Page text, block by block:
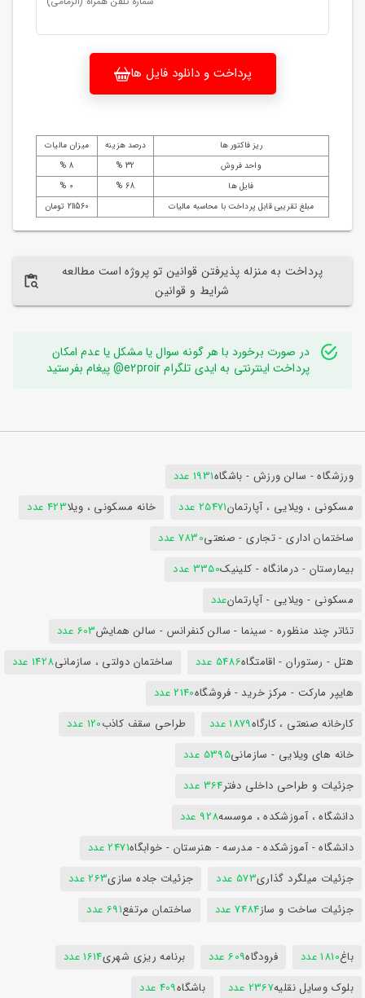
پرداخت و دانلود فایل ها
ریز فاکتور ها درصد هزینه
میزان مالیات
واحد فروش
32 %
8 %
فایل ها
68 %
0 %
مبلغ تقریبی قابل پرداخت با محاسبه مالیات
211560 تومان
پرداخت به منزله پذیرفتن قوانین تو پروژه است مطالعه
شرایط و قوانین
در صورت برخورد با هر گونه سوال یا مشکل یا عدم امکان
پرداخت اینترنتی به ایدی تلگرام e2proir@ پیغام بفرستید
ورزشگاه - سالن ورزش - باشگاه1931 عدد
مسکونی ، ویلایی ، آپارتمان25471 عدد خانه مسکونی ، ویلا423 عدد
ساختمان اداری - تجاری - صنعتی7830 عدد
بیمارستان - درمانگاه - کلینیک3350 عدد
مسکونی - ویلایی - آپارتمانعدد
تئاتر چند منظوره - سینما - سالن کنفرانس - سالن همایش603 عدد
هتل - رستوران - اقامتگاه5486 عدد ساختمان دولتی ، سازمانی1428 عدد
هایپر مارکت - مرکز خرید - فروشگاه2140 عدد
کارخانه صنعتی ، کارگاه1879 عدد طراحی سقف کاذب120 عدد
خانه های ویلایی - سازمانی5395 عدد
جزئیات و طراحی داخلی دفتر364 عدد
دانشگاه ، آموزشکده ، موسسه928 عدد
دانشگاه - آموزشکده - مدرسه - هنرستان - خوابگاه2471 عدد
جزئیات میلگرد گذاری573 عدد جزئیات جاده سازی263 عدد
جزئیات ساخت و ساز7484 عدد ساختمان مرتفع691 عدد
باغ1810 عدد فرودگاه609 عدد برنامه ریزی شهری1614 عدد
بلوک وسایل نقلیه2367 عدد باشگاه409 عدد